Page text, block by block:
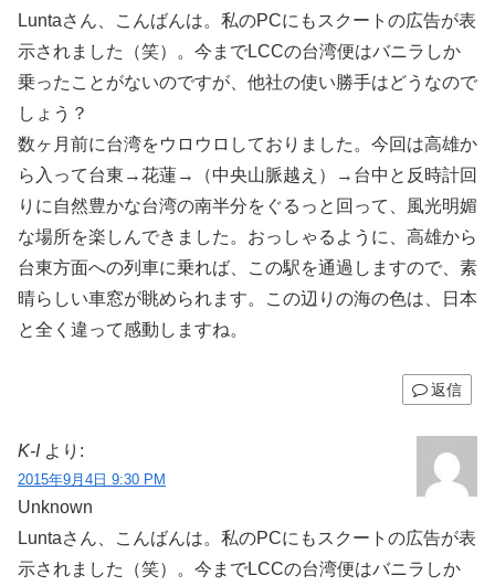
Luntaさん、こんばんは。私のPCにもスクートの広告が表
示されました（笑）。今までLCCの台湾便はバニラしか
乗ったことがないのですが、他社の使い勝手はどうなので
しょう？
数ヶ月前に台湾をウロウロしておりました。今回は高雄か
ら入って台東→花蓮→（中央山脈越え）→台中と反時計回
りに自然豊かな台湾の南半分をぐるっと回って、風光明媚
な場所を楽しんできました。おっしゃるように、高雄から
台東方面への列車に乗れば、この駅を通過しますので、素
晴らしい車窓が眺められます。この辺りの海の色は、日本
と全く違って感動しますね。
返信
K-I より:
2015年9月4日 9:30 PM
Unknown
Luntaさん、こんばんは。私のPCにもスクートの広告が表
示されました（笑）。今までLCCの台湾便はバニラしか